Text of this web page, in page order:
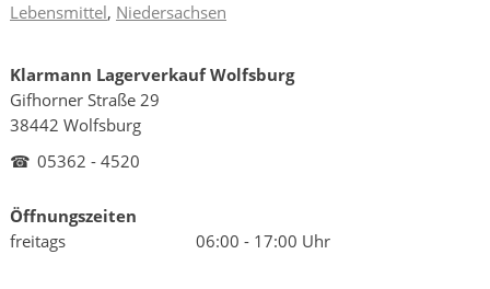
Lebensmittel, Niedersachsen
Klarmann Lagerverkauf Wolfsburg
Gifhorner Straße 29
38442 Wolfsburg
☎ 05362 - 4520
Öffnungszeiten
freitags
06:00 - 17:00 Uhr